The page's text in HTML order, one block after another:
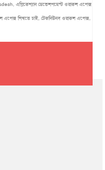
, এপ্লিকেশ্যান ডেভেলপমেন্ট ওরাকল এপেক্স
এপেক্স শিখতে চাই, টেকনিউনস ওরাকল এপেক্স,